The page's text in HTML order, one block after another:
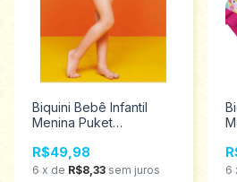
Biquini Bebê Infantil
Menina Puket
110400065
R$49,98
6 x de R$8,33 sem juros 6